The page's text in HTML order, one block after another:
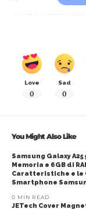
Love
0
Sad
0
You Might Also Like
Samsung Galaxy A25
Memoria e 6GB di
Caratteristiche e le
Smartphone
0 MIN READ
JETech Cover